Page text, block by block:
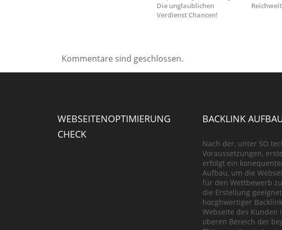
Die unglaublichen
Verdienst Chancen!
Kommentare sind geschlossen.
WEBSEITENOPTIMIERUNG
CHECK
BACKLINK
Nach der, unter SO
Voraussetzungen,
erfolgt ein
Aufbau, um die
für den Wettbewerb
die Erstellung
hocghwertiger
Webseite des Kunden
oberen Bereich der